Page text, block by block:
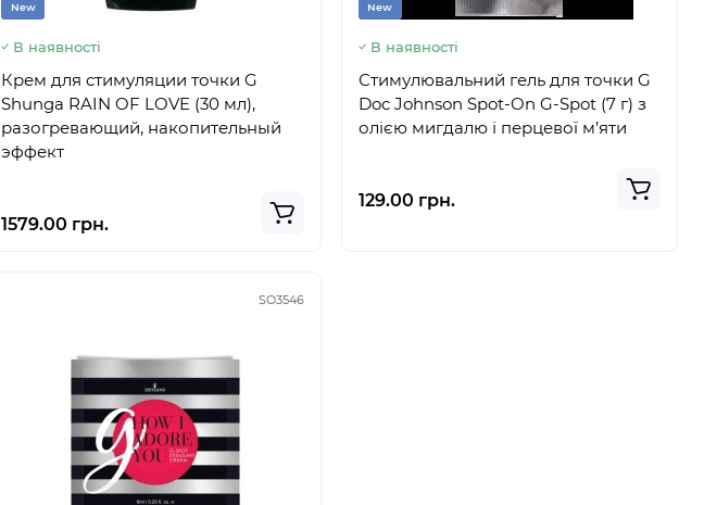
New
В наявності
Крем для стимуляции точки G
Shunga RAIN OF LOVE (30 мл),
разогревающий, накопительный
эффект
1579.00 грн.
New
В наявності
Стимулювальний гель для точки G
Doc Johnson Spot-On G-Spot (7 г) з
олією мигдалю і перцевої м’яти
129.00 грн.
SO3546